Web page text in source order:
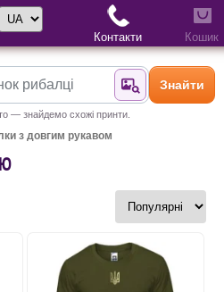
Знайти за
Знайти
— знайдемо схожі принти.
з довгим рукавом
мови
Контакти Кошик